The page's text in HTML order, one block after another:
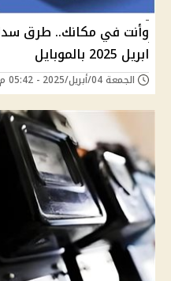
وأنت في مكانك.. طرق
ابريل 2025 بالموبايل
الجمعة 04/أبريل/2025 - 05:42 م